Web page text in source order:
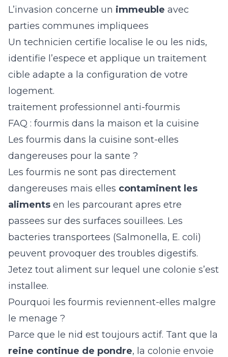
L’invasion concerne un immeuble avec
parties communes impliquees
Un technicien certifie localise le ou les nids,
identifie l’espece et applique un traitement
cible adapte a la configuration de votre
logement.
traitement professionnel anti-fourmis
FAQ : fourmis dans la maison et la cuisine
Les fourmis dans la cuisine sont-elles
dangereuses pour la sante ?
Les fourmis ne sont pas directement
dangereuses mais elles contaminent les
aliments en les parcourant apres etre
passees sur des surfaces souillees. Les
bacteries transportees (Salmonella, E. coli)
peuvent provoquer des troubles digestifs.
Jetez tout aliment sur lequel une colonie s’est
installee.
Pourquoi les fourmis reviennent-elles malgre
le menage ?
Parce que le nid est toujours actif. Tant que la
reine continue de pondre, la colonie envoie